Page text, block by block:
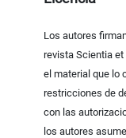
Los autores
revista Scientia
el material que lo
restricciones de
con las
los autores